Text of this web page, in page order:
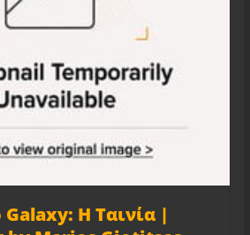
Η Ταινία |